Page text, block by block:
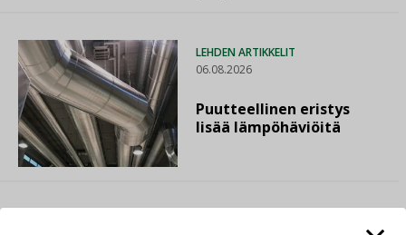
LEHDEN ARTIKKELIT
06.08.2026
Puutteellinen eristys
lisää lämpöhäviöitä